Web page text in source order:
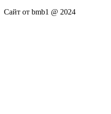
Сайт от bmb1 @ 2024